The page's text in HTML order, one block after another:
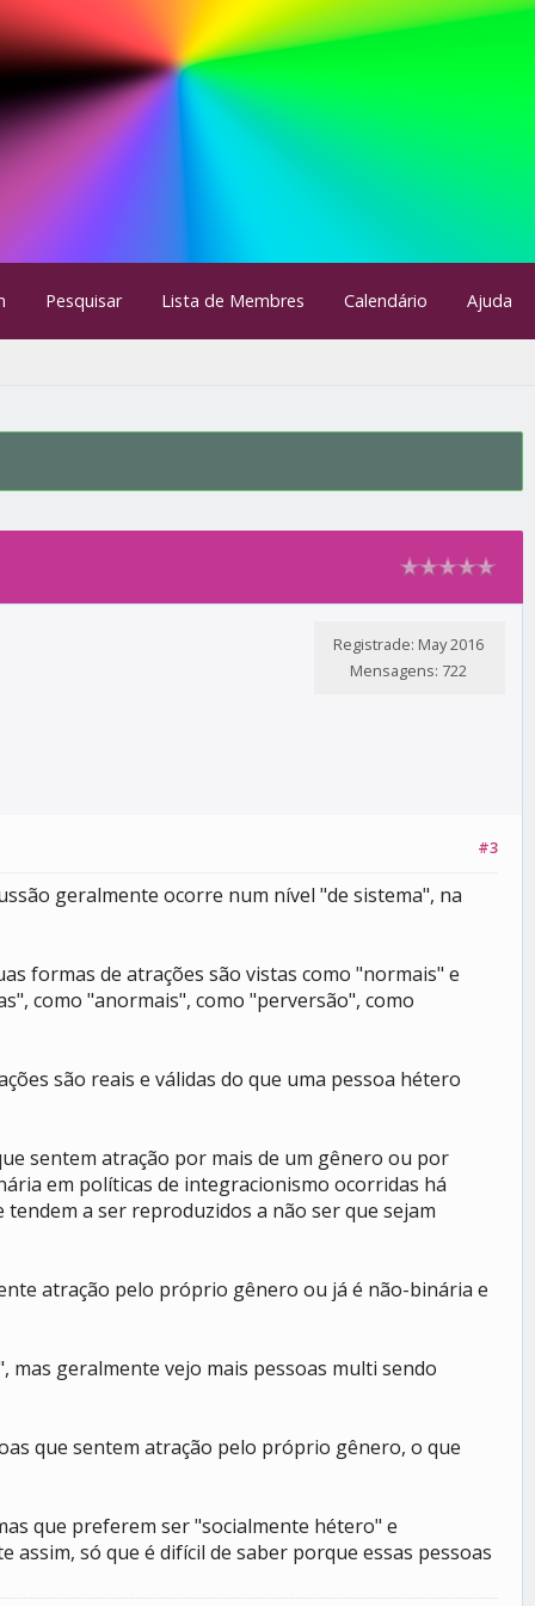
Pesquisar Lista de Membres Calendário Ajuda
Registrade: May 2016
Mensagens: 722
#3
geralmente ocorre num nível "de sistema", na
formas de atrações são vistas como "normais" e
como "anormais", como "perversão", como
são reais e válidas do que uma pessoa hétero
sentem atração por mais de um gênero ou por
em políticas de integracionismo ocorridas há
a ser reproduzidos a não ser que sejam
atração pelo próprio gênero ou já é não-binária e
mas geralmente vejo mais pessoas multi sendo
que sentem atração pelo próprio gênero, o que
que preferem ser "socialmente hétero" e
só que é difícil de saber porque essas pessoas